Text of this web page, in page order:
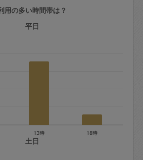
キャンセルする場合、毎週定
まで隔週定期は月1回までキャ
が発生します。
ル料金の設定について：
用の多い時間帯は？
平日
13時 18時
土日